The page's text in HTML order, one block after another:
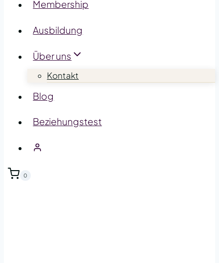
Membership
Ausbildung
Über uns
Kontakt
Blog
Beziehungstest
0